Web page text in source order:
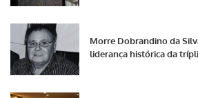
Morre Dobrandino da
liderança histórica da